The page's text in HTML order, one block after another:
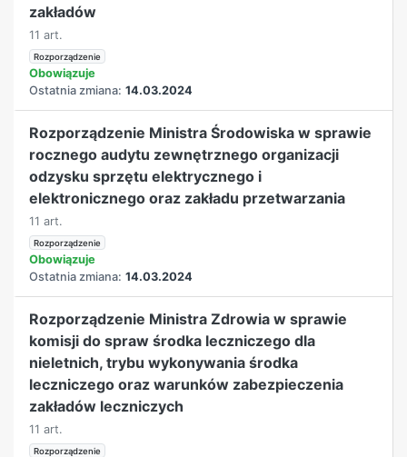
zakładów
11 art.
Rozporządzenie
Obowiązuje
Ostatnia zmiana: 14.03.2024
Rozporządzenie Ministra Środowiska w sprawie
rocznego audytu zewnętrznego organizacji
odzysku sprzętu elektrycznego i
elektronicznego oraz zakładu przetwarzania
11 art.
Rozporządzenie
Obowiązuje
Ostatnia zmiana: 14.03.2024
Rozporządzenie Ministra Zdrowia w sprawie
komisji do spraw środka leczniczego dla
nieletnich, trybu wykonywania środka
leczniczego oraz warunków zabezpieczenia
zakładów leczniczych
11 art.
Rozporządzenie